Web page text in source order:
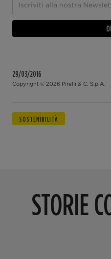
29/03/2016
Copyright © 2026 Pirelli & C. S.p.A.
SOSTENIBILITÀ
STORIE